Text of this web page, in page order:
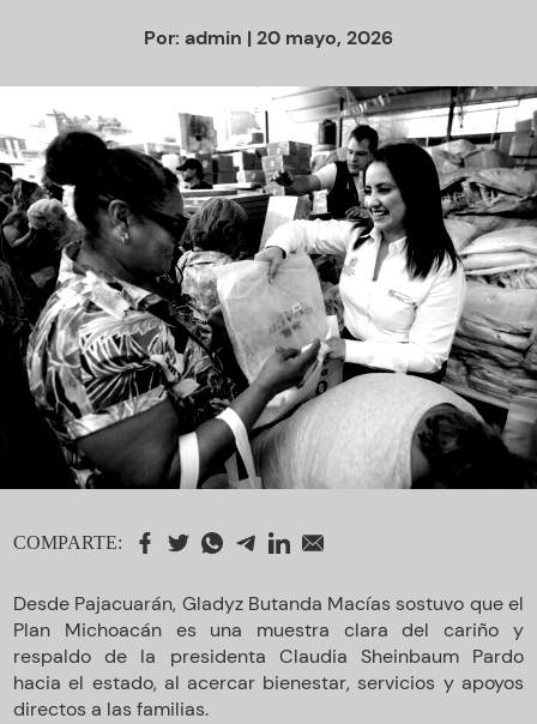
Por: admin | 20 mayo, 2026
COMPARTE:
Desde Pajacuarán, Gladyz Butanda Macías sostuvo que el
Plan Michoacán es una muestra clara del cariño y
respaldo de la presidenta Claudia Sheinbaum Pardo
hacia el estado, al acercar bienestar, servicios y apoyos
directos a las familias.